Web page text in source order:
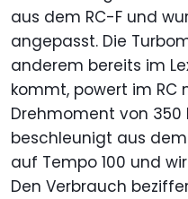
aus dem RC-F und
angepasst. Die
anderem bereits im
kommt, powert im
Drehmoment von 350
beschleunigt aus
auf Tempo 100 und
Den Verbrauch